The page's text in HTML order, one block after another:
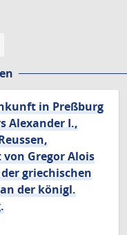
in Preßburg
Alexander I.,
Gregor Alois
griechischen
der königl.